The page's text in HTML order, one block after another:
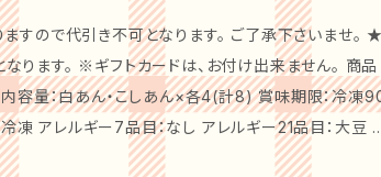
すので代引き不可となります。 ご了承下さいませ。 ★
来ません。 商品
容量：白あん・こしあん×各4(計8) 賞味期限：冷凍
凍 アレルギー7品目：なし アレルギー21品目：大豆
たLサイズの博多あまおうを、ごろっと１玉使用した紅